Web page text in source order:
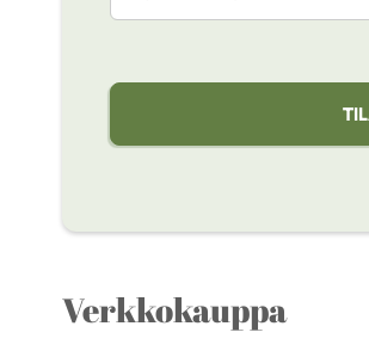
Verkkokauppa